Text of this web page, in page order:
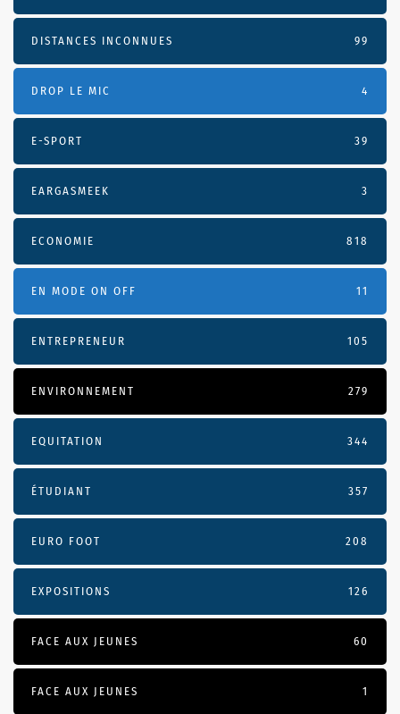
DISTANCES INCONNUES 99
DROP LE MIC 4
E-SPORT 39
EARGASMEEK 3
ECONOMIE 818
EN MODE ON OFF 11
ENTREPRENEUR 105
ENVIRONNEMENT 279
EQUITATION 344
ÉTUDIANT 357
EURO FOOT 208
EXPOSITIONS 126
FACE AUX JEUNES 60
FACE AUX JEUNES 1